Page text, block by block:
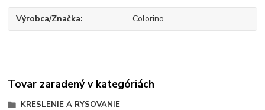
Výrobca/Značka Colorino
Tovar zaradený v kategóriách
KRESLENIE A RYSOVANIE